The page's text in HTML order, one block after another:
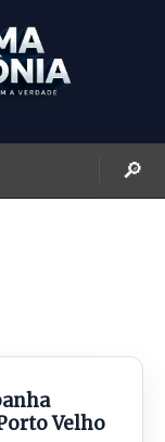
🔎
Velho